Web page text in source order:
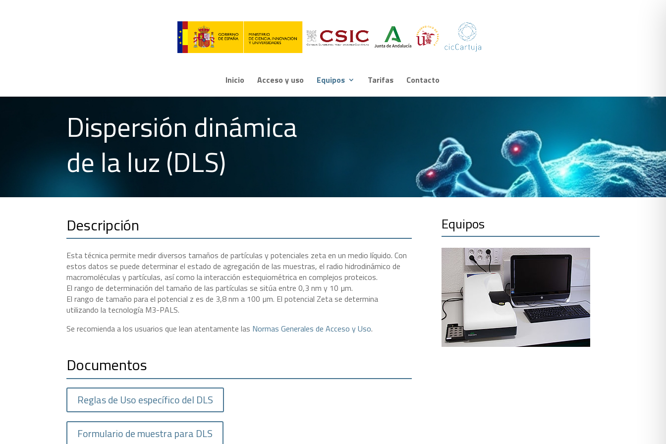
Inicio Acceso y uso Equipos Tarifas Contacto
Dispersión dinámica
de la luz (DLS)
Descripción
Esta técnica permite medir diversos tamaños de partículas y potenciales zeta en un medio líquido. Con
estos datos se puede determinar el estado de agregación de las muestras, el radio hidrodinámico de
macromoléculas y partículas, así como la interacción estequiométrica en complejos proteicos.
El rango de determinación del tamaño de las partículas se sitúa entre 0,3 nm y 10 µm.
El rango de tamaño para el potencial z es de 3,8 nm a 100 µm. El potencial Zeta se determina
utilizando la tecnología M3-PALS.
Se recomienda a los usuarios que lean atentamente las Normas Generales de Acceso y Uso.
Documentos
Reglas de Uso específico del DLS
Formulario de muestra para DLS
Equipos